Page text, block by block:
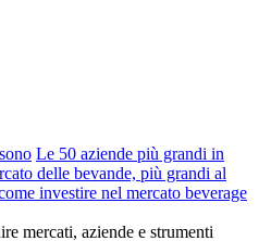
Le 50 aziende più grandi in
delle bevande, più grandi al
investire nel mercato beverage
mercati, aziende e strumenti